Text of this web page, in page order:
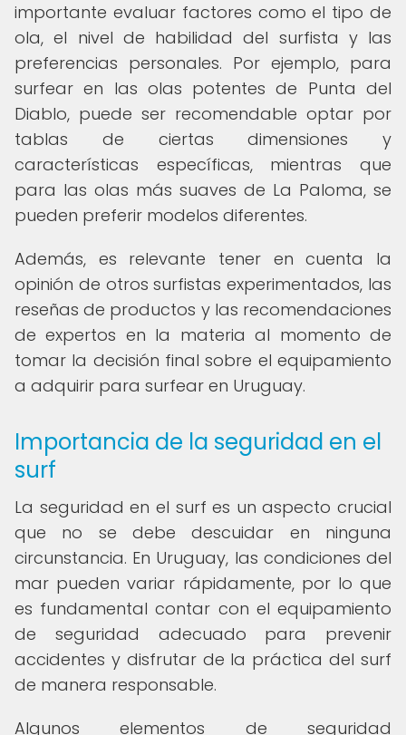
importante evaluar factores como el tipo de
ola, el nivel de habilidad del surfista y las
preferencias personales. Por ejemplo, para
surfear en las olas potentes de Punta del
Diablo, puede ser recomendable optar por
tablas de ciertas dimensiones y
características específicas, mientras que
para las olas más suaves de La Paloma, se
pueden preferir modelos diferentes.
Además, es relevante tener en cuenta la
opinión de otros surfistas experimentados, las
reseñas de productos y las recomendaciones
de expertos en la materia al momento de
tomar la decisión final sobre el equipamiento
a adquirir para surfear en Uruguay.
Importancia de la seguridad en el
surf
La seguridad en el surf es un aspecto crucial
que no se debe descuidar en ninguna
circunstancia. En Uruguay, las condiciones del
mar pueden variar rápidamente, por lo que
es fundamental contar con el equipamiento
de seguridad adecuado para prevenir
accidentes y disfrutar de la práctica del surf
de manera responsable.
Algunos elementos de seguridad